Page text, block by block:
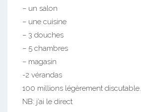
– un salon
– une cuisine
– 3 douches
– 5 chambres
– magasin
-2 vérandas
100 millions légèrement discutable.
NB: j’ai le direct